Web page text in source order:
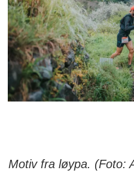
Motiv fra løypa. (Foto: